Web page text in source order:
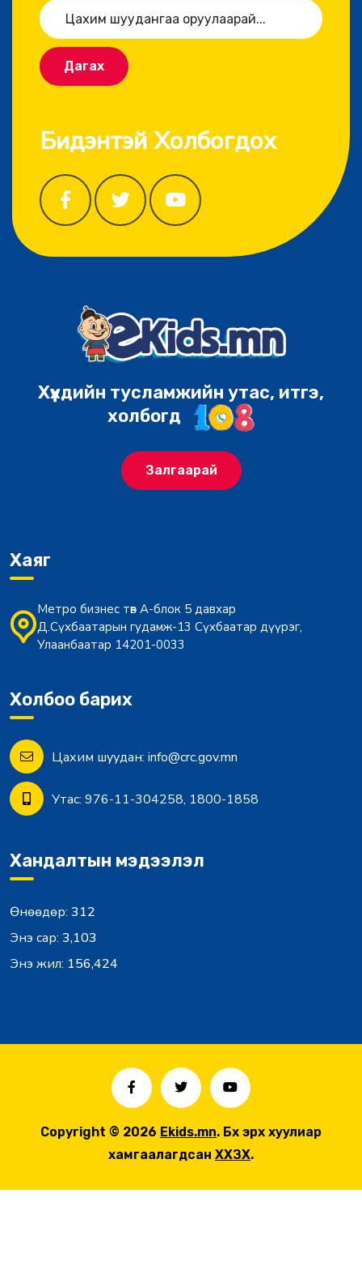
Дагах
Бидэнтэй Холбогдох
Хүүхдийн тусламжийн утас, итгэ,
холбогд
Залгаарай
Хаяг
Метро бизнес төв А-блок 5 давхар
Д.Сүхбаатарын гудамж-13 Сүхбаатар дүүрэг,
Улаанбаатар 14201-0033
Холбоо барих
Цахим шуудан: info@crc.gov.mn
Утас: 976-11-304258, 1800-1858
Хандалтын мэдээлэл
Өнөөдөр: 312
Энэ сар: 3,103
Энэ жил: 156,424
Copyright © 2026 Ekids.mn. Бүх эрх хуулиар
хамгаалагдсан ХХЗХ.